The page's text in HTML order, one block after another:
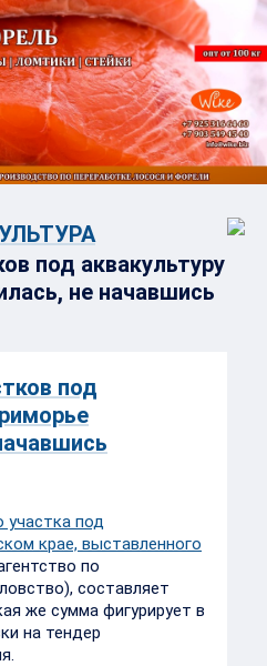
под аквакультуру
не начавшись
под
участка под
крае, выставленного
по
составляет
же сумма фигурирует в
на тендер